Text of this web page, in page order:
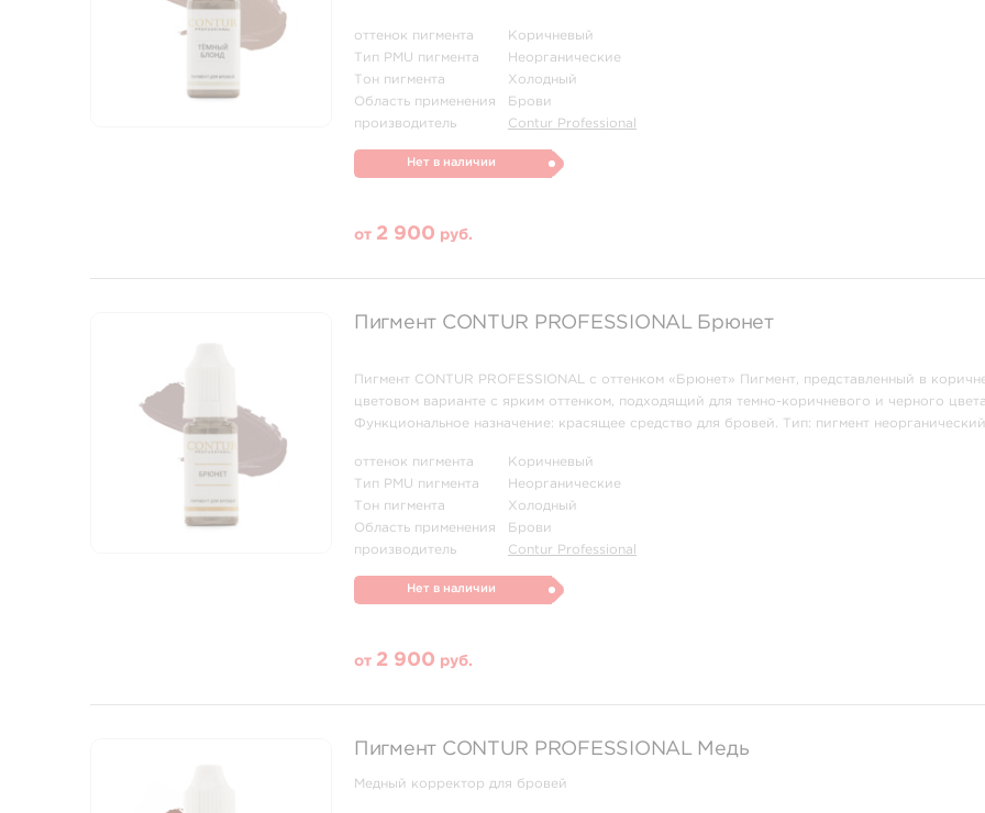
оттенок пигмента
Коричневый
Тип PMU пигмента
Неорганические
Тон пигмента
Холодный
Область применения
Брови
производитель
Contur Professional
Нет в наличии
от 2 900 руб.
Пигмент CONTUR‌ ‌PROFESSIONAL Брюнет
Пигмент CONTUR PROFESSIONAL с оттенком «Брюнет» Пигмент, представленный в
цветовом варианте с ярким оттенком, подходящий для темно-коричневого и черного
Функциональное назначение: красящее средство для бровей. Тип: пигмент
растушевки. Продукт и ...
оттенок пигмента
Коричневый
Тип PMU пигмента
Неорганические
Тон пигмента
Холодный
Область применения
Брови
производитель
Contur Professional
Нет в наличии
от 2 900 руб.
Пигмент CONTUR‌ ‌PROFESSIONAL Медь
Медный корректор для бровей